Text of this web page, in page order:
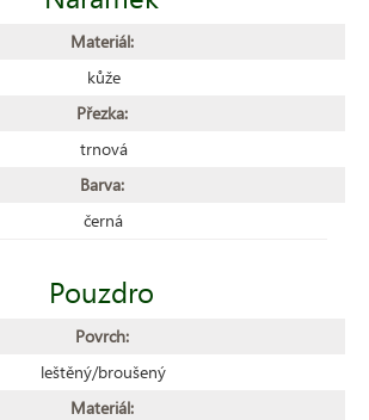
Materiál:
kůže
Přezka:
trnová
Barva:
černá
Pouzdro
Povrch:
leštěný/broušený
Materiál: